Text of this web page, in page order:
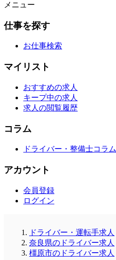
メニュー
仕事を探す
お仕事検索
マイリスト
おすすめの求人
キープ中の求人
求人の閲覧履歴
コラム
ドライバー・整備士コラム
アカウント
会員登録
ログイン
ドライバー・運転手求人
奈良県のドライバー求人
橿原市のドライバー求人